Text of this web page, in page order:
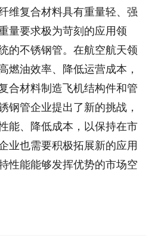
维复合材料具有重量轻、强
量要求极为苛刻的应用领
的不锈钢管。在航空航天领
燃油效率、降低运营成本，
合材料制造飞机结构件和管
钢管企业提出了新的挑战，
能、降低成本，以保持在市
业也需要积极拓展新的应用
性能能够发挥优势的市场空